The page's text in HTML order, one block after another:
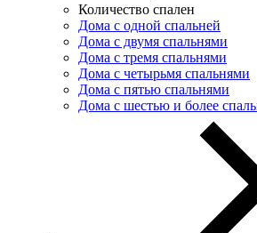
Количество спален
Дома с одной спальней
Дома с двумя спальнями
Дома с тремя спальнями
Дома с четырьмя спальнями
Дома с пятью спальнями
Дома с шестью и более